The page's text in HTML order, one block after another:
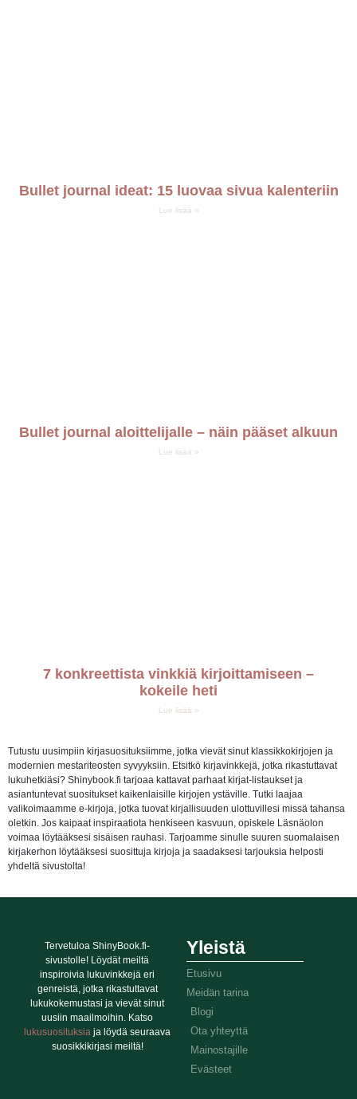
Bullet journal ideat: 15 luovaa sivua kalenteriin
Lue lisää »
Bullet journal aloittelijalle – näin pääset alkuun
Lue lisää »
7 konkreettista vinkkiä kirjoittamiseen –
kokeile heti
Lue lisää »
Tutustu uusimpiin kirjasuosituksiimme, jotka vievät sinut klassikkokirjojen ja
modernien mestariteosten syvyyksiin. Etsitkö kirjavinkkejä, jotka rikastuttavat
lukuhetkiäsi? Shinybook.fi tarjoaa kattavat parhaat kirjat-listaukset ja
asiantuntevat suositukset kaikenlaisille kirjojen ystäville. Tutki laajaa
valikoimaamme e-kirjoja, jotka tuovat kirjallisuuden ulottuvillesi missä tahansa
oletkin. Jos kaipaat inspiraatiota henkiseen kasvuun, opiskele Läsnäolon
voimaa löytääksesi sisäisen rauhasi. Tarjoamme sinulle suuren suomalaisen
kirjakerhon löytääksesi suosittuja kirjoja ja saadaksesi tarjouksia helposti
yhdeltä sivustolta!
Tervetuloa ShinyBook.fi-
sivustolle! Löydät meiltä
inspiroivia lukuvinkkejä eri
genreistä, jotka rikastuttavat
lukukokemustasi ja vievät sinut
uusiin maailmoihin. Katso
lukusuosituksia ja löydä seuraava
suosikkikirjasi meiltä!
Yleistä
Etusivu
Meidän tarina
Blogi
Ota yhteyttä
Mainostajille
Evästeet